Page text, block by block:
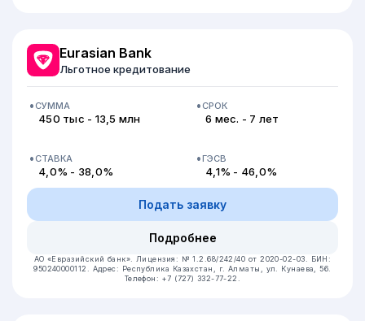
Eurasian Bank
Льготное кредитование
СУММА
450 тыс - 13,5 млн
СРОК
6 мес. - 7 лет
СТАВКА
4,0% - 38,0%
ГЭСВ
4,1% - 46,0%
Подать заявку
Подробнее
АО «Евразийский банк». Лицензия: № 1.2.68/242/40 от 2020-02-03.
БИН:
950240000112. Адрес: Республика Казахстан, г. Алматы, ул. Кунаева, 56.
Телефон: +7 (727) 332-77-22.